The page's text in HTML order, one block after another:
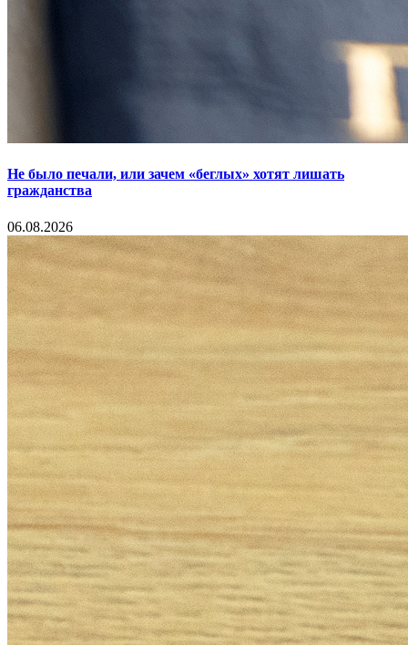
Не было печали, или зачем «беглых» хотят лишать
гражданства
06.08.2026